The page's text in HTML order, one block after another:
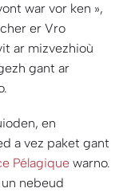
war vor ken »,
er Vro
ar mizvezhioù
gant ar
en
a vez paket gant
Pélagique warno.
nebeud